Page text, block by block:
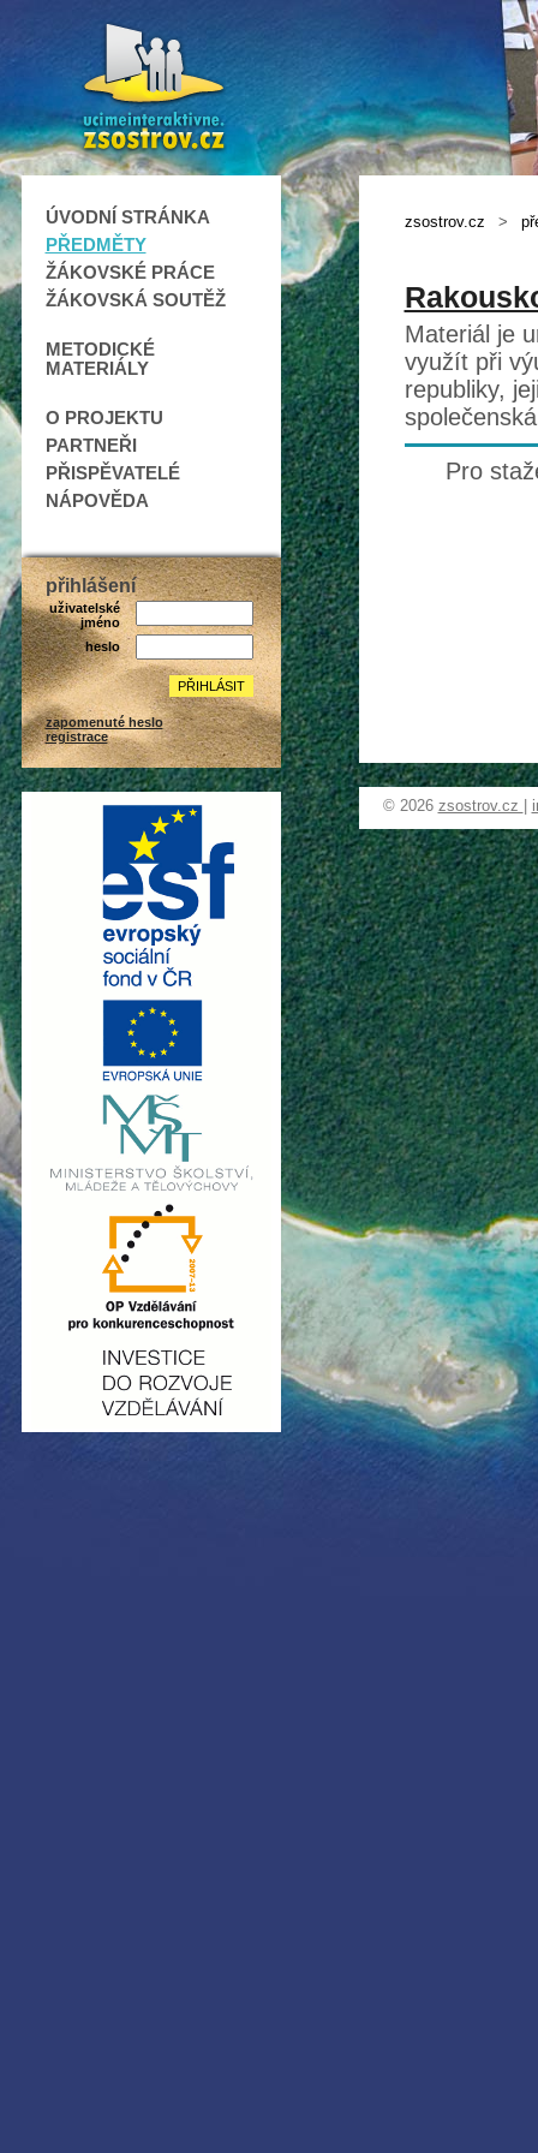
ÚVODNÍ STRÁNKA
PŘEDMĚTY
ŽÁKOVSKÉ PRÁCE
ŽÁKOVSKÁ SOUTĚŽ
METODICKÉ
MATERIÁLY
O PROJEKTU
PARTNEŘI
PŘISPĚVATELÉ
NÁPOVĚDA
přihlášení
uživatelské
jméno
heslo
zapomenuté heslo
registrace
zsostrov.cz >
Materiál je
využít při
republiky,
Pro
© 2026 zsostrov.cz